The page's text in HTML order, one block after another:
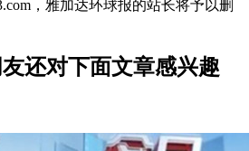
，雅加达环球报的站长将予以删
还对下面文章感兴趣